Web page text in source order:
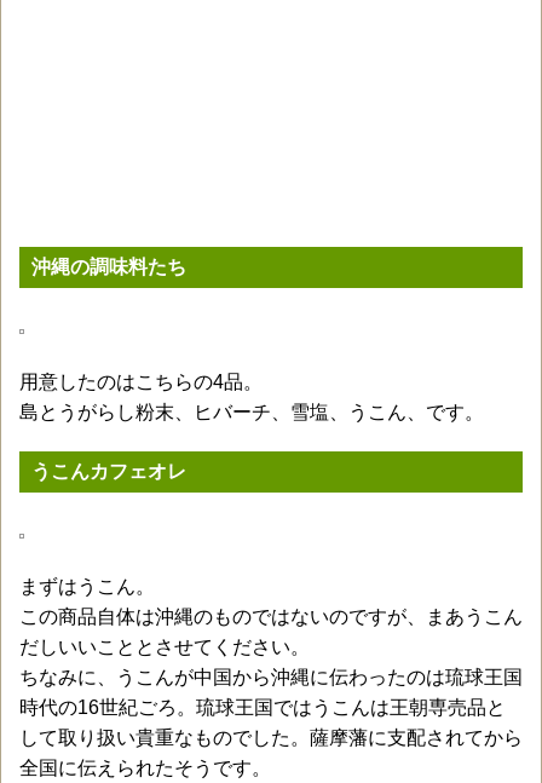
沖縄の調味料たち
用意したのはこちらの4品。
島とうがらし粉末、ヒバーチ、雪塩、うこん、です。
うこんカフェオレ
まずはうこん。
この商品自体は沖縄のものではないのですが、まあうこん
だしいいこととさせてください。
ちなみに、うこんが中国から沖縄に伝わったのは琉球王国
時代の16世紀ごろ。琉球王国ではうこんは王朝専売品と
して取り扱い貴重なものでした。薩摩藩に支配されてから
全国に伝えられたそうです。